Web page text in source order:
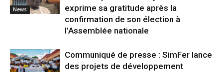
News
exprime sa gratitude après la
confirmation de son élection à
l’Assemblée nationale
Communiqué de presse : SimFer lance
des projets de développement